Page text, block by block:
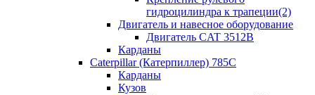
гидроцилиндра к трапеции(2)
Двигатель и навесное оборудование
Двигатель CAT 3512B
Карданы
Caterpillar (Катерпиллер) 785C
Карданы
Кузов